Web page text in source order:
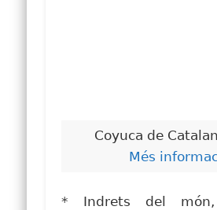
Coyuca de
Més
* Indrets del